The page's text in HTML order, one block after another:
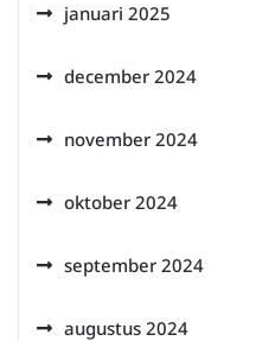
januari 2025
december 2024
november 2024
oktober 2024
september 2024
augustus 2024